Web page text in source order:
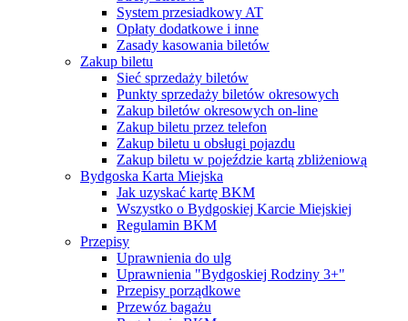
System przesiadkowy AT
Opłaty dodatkowe i inne
Zasady kasowania biletów
Zakup biletu
Sieć sprzedaży biletów
Punkty sprzedaży biletów okresowych
Zakup biletów okresowych on-line
Zakup biletu przez telefon
Zakup biletu u obsługi pojazdu
Zakup biletu w pojeździe kartą zbliżeniową
Bydgoska Karta Miejska
Jak uzyskać kartę BKM
Wszystko o Bydgoskiej Karcie Miejskiej
Regulamin BKM
Przepisy
Uprawnienia do ulg
Uprawnienia "Bydgoskiej Rodziny 3+"
Przepisy porządkowe
Przewóz bagażu